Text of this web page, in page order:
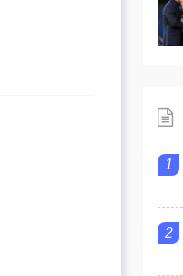
1
2